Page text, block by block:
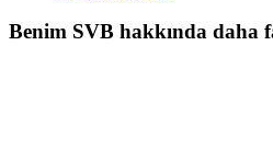
Benim SVB hakkında daha